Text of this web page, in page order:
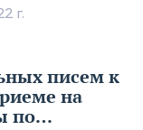
г.
писем к
на
по